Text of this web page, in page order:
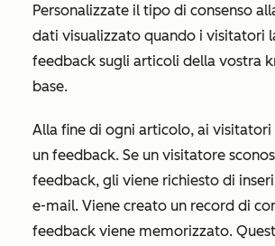
Personalizzate il tipo di consenso
dati visualizzato quando i visitatori
feedback sugli articoli della vostra
base.
Alla fine di ogni articolo, ai visitatori
un feedback. Se un visitatore
feedback, gli viene richiesto di
e-mail. Viene creato un record di
feedback viene memorizzato.